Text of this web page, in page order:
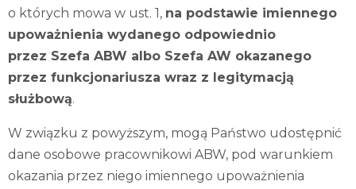
o których mowa w ust. 1, na podstawie imiennego
upoważnienia wydanego odpowiednio
przez Szefa ABW albo Szefa AW okazanego
przez funkcjonariusza wraz z legitymacją
służbową.
W związku z powyższym, mogą Państwo udostępnić
dane osobowe pracownikowi ABW, pod warunkiem
okazania przez niego imiennego upoważnienia